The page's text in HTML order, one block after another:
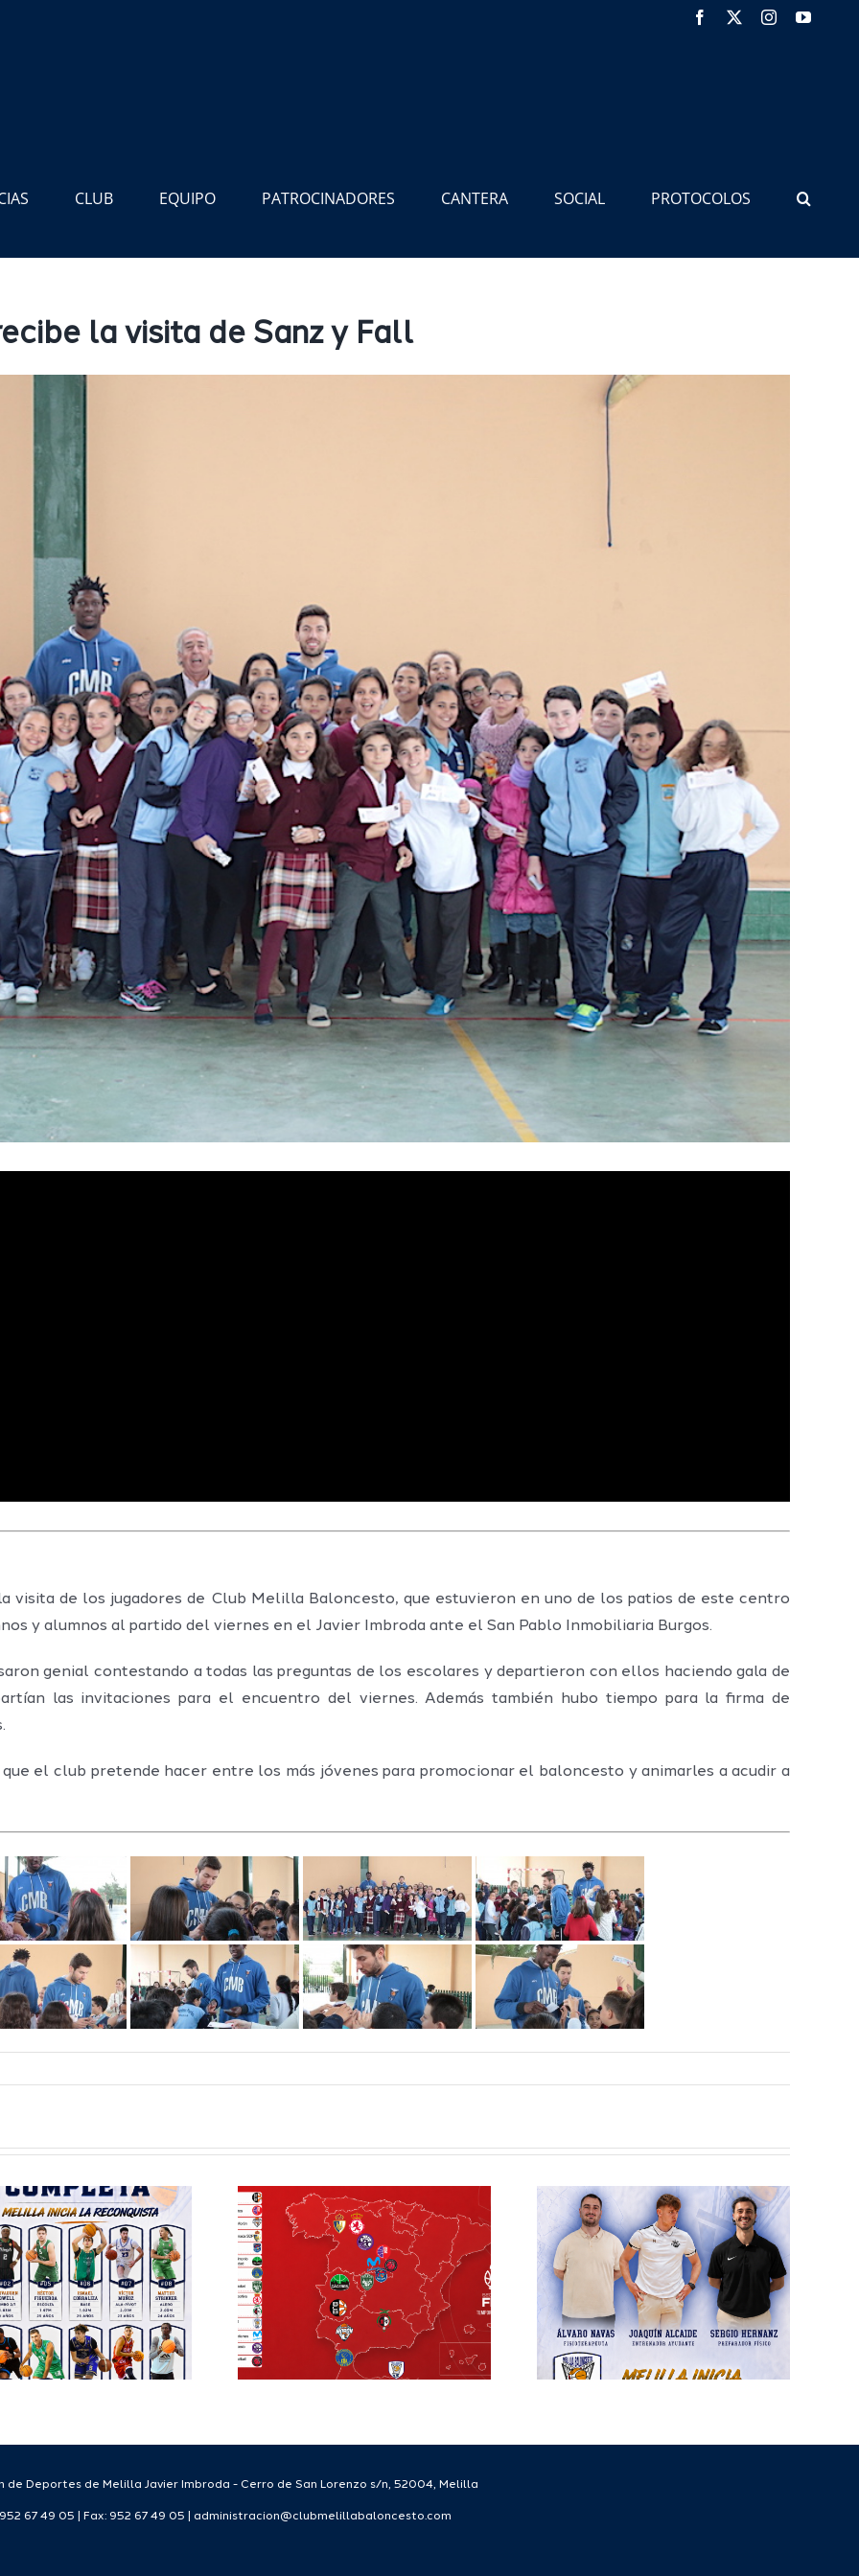
Facebook Instagram
CLUB EQUIPO PATROCINADORES CANTERA SOCIAL PROTOCOLOS
la visita de Sanz y Fall
visita de los jugadores de Club Melilla Baloncesto, que estuvieron en uno de los patios de este centro
y alumnos al partido del viernes en el Javier Imbroda ante el San Pablo Inmobiliaria Burgos.
genial contestando a todas las preguntas de los escolares y departieron con ellos haciendo gala de
las invitaciones para el encuentro del viernes. Además también hubo tiempo para la firma de
el club pretende hacer entre los más jóvenes para promocionar el baloncesto y animarles a acudir a
Definidos el
grupo de
Segunda FEB y
la Copa España
FEB para el
Melilla Ciudad
del Deporte
Baloncesto
configura el
Staff Técnico
para la
temporada
de Deportes de Melilla Javier Imbroda - Cerro de San Lorenzo s/n, 52004, Melilla
67 49 05 | Fax: 952 67 49 05 | administracion@clubmelillabaloncesto.com